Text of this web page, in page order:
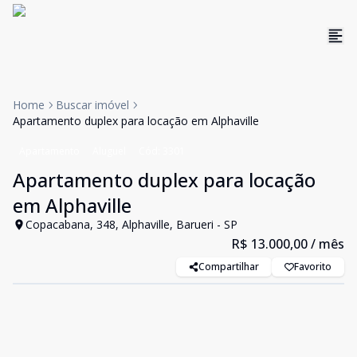
Home
Buscar imóvel
Apartamento duplex para locação em Alphaville
Apartamento duplex para locação
em Alphaville
Copacabana, 348, Alphaville, Barueri - SP
R$ 13.000,00/ mês
Compartilhar Favorito